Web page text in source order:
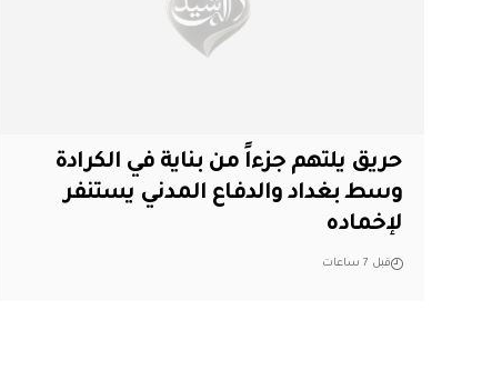
حريق يلتهم جزءاً من بناية في الكرادة
وسط بغداد والدفاع المدني يستنفر
لإخماده
قبل 7 ساعات